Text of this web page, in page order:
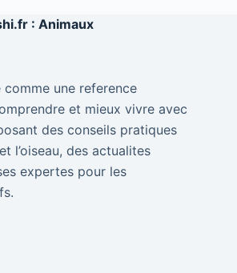
: Animaux
comme une reference
et mieux vivre avec
des conseils pratiques
l’oiseau, des actualites
expertes pour les